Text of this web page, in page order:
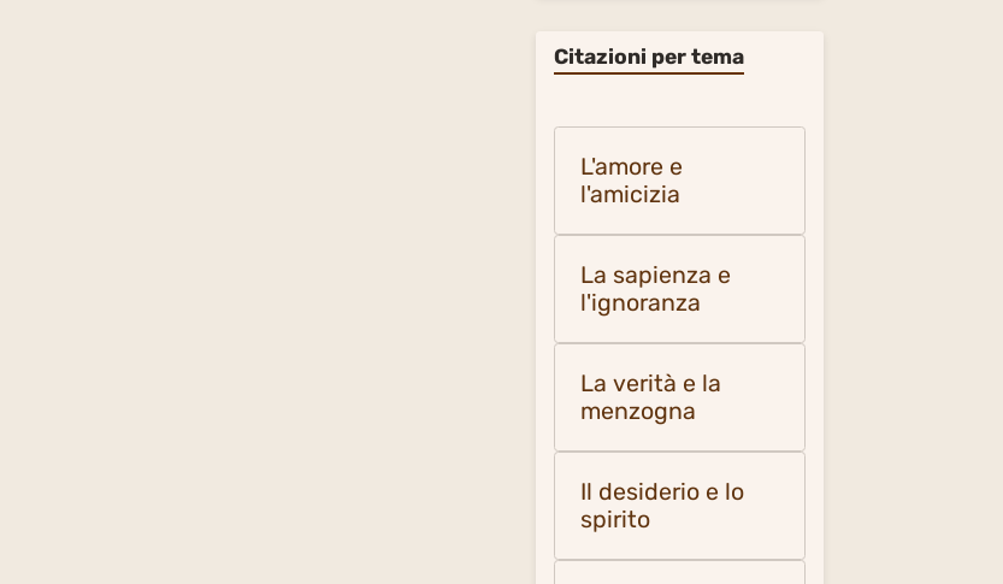
Citazioni per tema
L'amore e
l'amicizia
La sapienza e
l'ignoranza
La verità e la
menzogna
Il desiderio e lo
spirito